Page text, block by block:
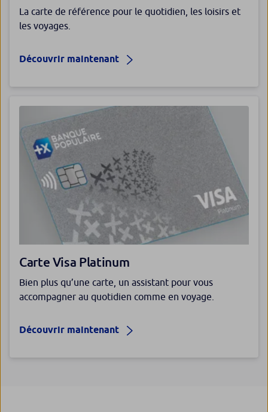
La carte de référence pour le quotidien, les loisirs et
les voyages​.
Découvrir maintenant
Carte Visa Platinum
Bien plus qu’une carte, un assistant pour vous
accompagner au quotidien comme en voyage.
Découvrir maintenant